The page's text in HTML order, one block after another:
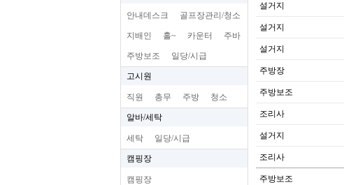
안내데스크 골프장관리/청소
지배인 홀~ 카운터 주바
주방보조 일당/시급
고시원
직원 총무 주방 청소
알바/세탁
세탁 일당/시급
캠핑장
캠핑장
설거지
설거지
설거지
주방장
주방보조
조리사
설거지
조리사
주방보조